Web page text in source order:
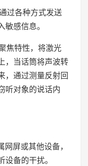
过各种方式发送
感信息。
焦特性，将激光
，当话筒将声波转
，通过测量反射回
听对象的说话内
屏或其他设备，
备的干扰。